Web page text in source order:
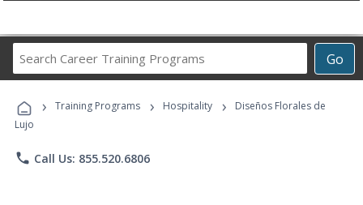
Go
Career
Programs
› Training Programs › Hospitality ›
Diseños Florales de
Lujo
phone Call Us: 855.520.6806